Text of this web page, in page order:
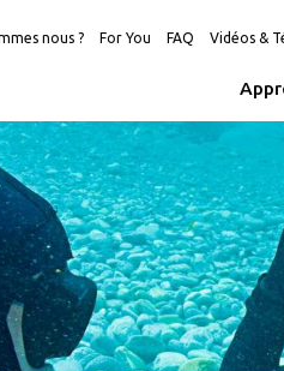
nous ? For You FAQ Vidéos &